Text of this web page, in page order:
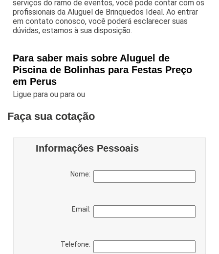
serviços do ramo de eventos, você pode contar com os
profissionais da Aluguel de Brinquedos Ideal. Ao entrar
em contato conosco, você poderá esclarecer suas
dúvidas, estamos à sua disposição.
Para saber mais sobre Aluguel de
Piscina de Bolinhas para Festas Preço
em Perus
Ligue paraou paraou
Faça sua cotação
Informações Pessoais
Nome:
Email:
Telefone: